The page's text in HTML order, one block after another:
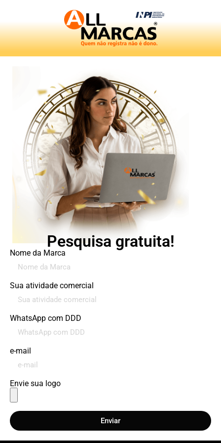
Pesquisa gratuita!
Nome da Marca
Sua atividade comercial
WhatsApp com DDD
e-mail
Envie sua logo
Enviar